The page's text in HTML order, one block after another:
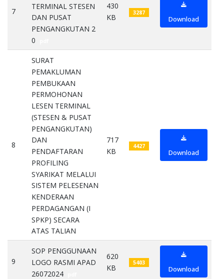
7
TERMINAL STESEN
DAN PUSAT
PENGANGKUTAN 2
0
430
KB
3287
Download
8
SURAT
PEMAKLUMAN
PEMBUKAAN
PERMOHONAN
LESEN TERMINAL
(STESEN & PUSAT
PENGANGKUTAN)
DAN
PENDAFTARAN
PROFILING
SYARIKAT MELALUI
SISTEM PELESENAN
KENDERAAN
PERDAGANGAN (I
SPKP) SECARA
ATAS TALIAN
717
KB
4427
Download
9
SOP PENGGUNAAN
LOGO RASMI APAD
26072024
620
KB
5403
Download